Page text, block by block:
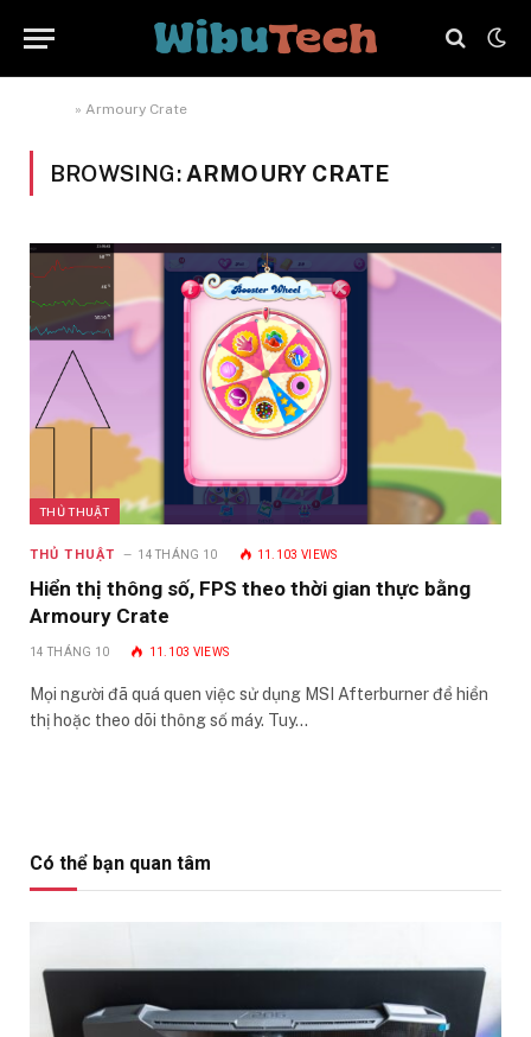
» Armoury Crate
BROWSING: ARMOURY CRATE
THỦ THUẬT
THỦ THUẬT 14 THÁNG 10 11.103 VIEWS
Hiển thị thông số, FPS theo thời gian thực bằng
Armoury Crate
14 THÁNG 10 11.103 VIEWS
Mọi người đã quá quen việc sử dụng MSI Afterburner để hiển
thị hoặc theo dõi thông số máy. Tuy…
Có thể bạn quan tâm